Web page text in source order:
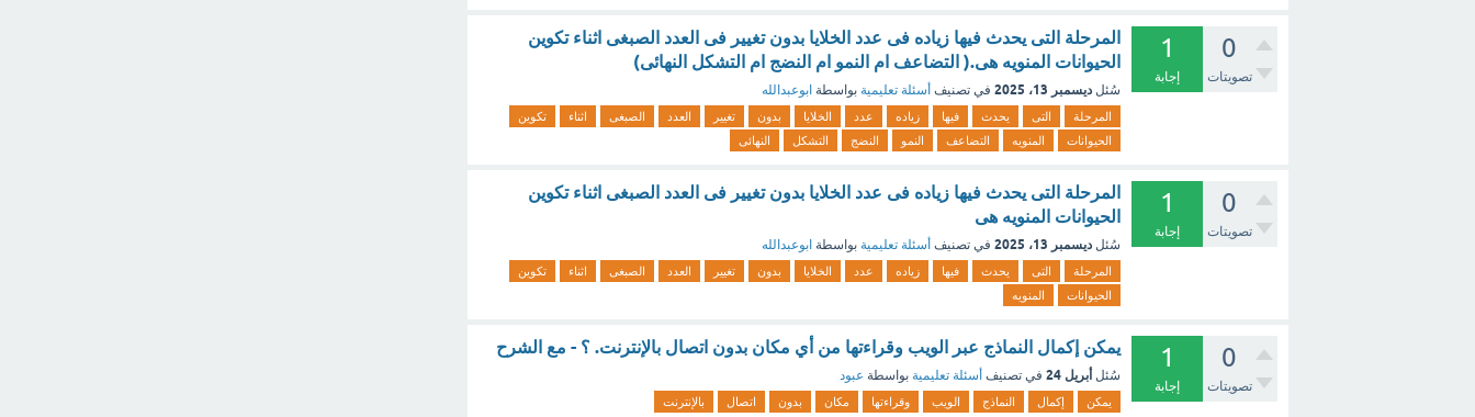
0
تصويتات
1
إجابة
المرحلة التى يحدث فيها زياده فى عدد الخلايا بدون تغيير فى العدد الصبغى اثناء تكوين
الحيوانات المنويه هى.( التضاعف ام النمو ام النضج ام التشكل النهائى)
سُئل ديسمبر 13، 2025 في تصنيف أسئلة تعليمية بواسطة ابوعبدالله
المرحلة التى يحدث فيها زياده عدد الخلايا بدون تغيير العدد الصبغى اثناء
تكوين
الحيوانات
المنويه التضاعف النمو النضج التشكل النهائى
0
تصويتات
1
إجابة
المرحلة التى يحدث فيها زياده فى عدد الخلايا بدون تغيير فى العدد الصبغى اثناء تكوين
الحيوانات المنويه هى
سُئل ديسمبر 13، 2025 في تصنيف أسئلة تعليمية بواسطة ابوعبدالله
المرحلة التى يحدث فيها زياده عدد الخلايا بدون تغيير العدد الصبغى اثناء
تكوين
الحيوانات
المنويه
0
تصويتات
1
إجابة
يمكن إكمال النماذج عبر الويب وقراءتها من أي مكان بدون اتصال بالإنترنت. ؟ - مع الشرح
سُئل أبريل 24 في تصنيف أسئلة تعليمية بواسطة عبود
يمكن إكمال النماذج الويب وقراءتها مكان بدون اتصال بالإنترنت